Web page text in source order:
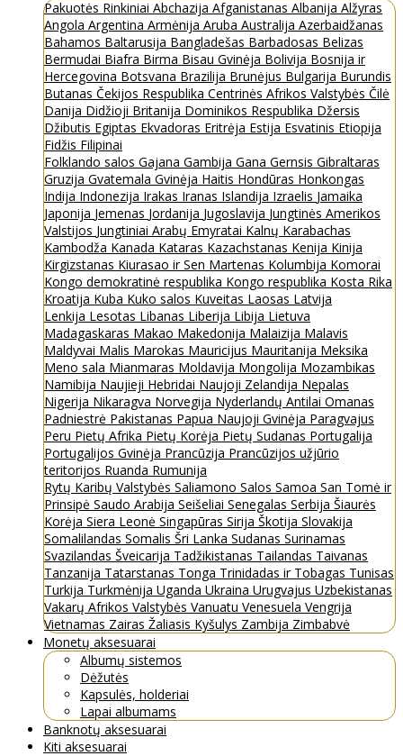
Pakuotės Rinkiniai Abchazija Afganistanas Albanija Alžyras
Angola Argentina Armėnija Aruba Australija Azerbaidžanas
Bahamos Baltarusija Bangladešas Barbadosas Belizas
Bermudai Biafra Birma Bisau Gvinėja Bolivija Bosnija ir
Hercegovina Botsvana Brazilija Brunėjus Bulgarija Burundis
Butanas Čekijos Respublika Centrinės Afrikos Valstybės Čilė
Danija Didžioji Britanija Dominikos Respublika Džersis
Džibutis Egiptas Ekvadoras Eritrėja Estija Esvatinis Etiopija
Fidžis Filipinai
Folklando salos Gajana Gambija Gana Gernsis Gibraltaras
Gruzija Gvatemala Gvinėja Haitis Hondūras Honkongas
Indija Indonezija Irakas Iranas Islandija Izraelis Jamaika
Japonija Jemenas Jordanija Jugoslavija Jungtinės Amerikos
Valstijos Jungtiniai Arabų Emyratai Kalnų Karabachas
Kambodža Kanada Kataras Kazachstanas Kenija Kinija
Kirgizstanas Kiurasao ir Sen Martenas Kolumbija Komorai
Kongo demokratinė respublika Kongo respublika Kosta Rika
Kroatija Kuba Kuko salos Kuveitas Laosas Latvija
Lenkija Lesotas Libanas Liberija Libija Lietuva
Madagaskaras Makao Makedonija Malaizija Malavis
Maldyvai Malis Marokas Mauricijus Mauritanija Meksika
Meno sala Mianmaras Moldavija Mongolija Mozambikas
Namibija Naujieji Hebridai Naujoji Zelandija Nepalas
Nigerija Nikaragva Norvegija Nyderlandų Antilai Omanas
Padniestrė Pakistanas Papua Naujoji Gvinėja Paragvajus
Peru Pietų Afrika Pietų Korėja Pietų Sudanas Portugalija
Portugalijos Gvinėja Prancūzija Prancūzijos užjūrio
teritorijos Ruanda Rumunija
Rytų Karibų Valstybės Saliamono Salos Samoa San Tomė ir
Prinsipė Saudo Arabija Seišeliai Senegalas Serbija Šiaurės
Korėja Siera Leonė Singapūras Sirija Škotija Slovakija
Somalilandas Somalis Šri Lanka Sudanas Surinamas
Svazilandas Šveicarija Tadžikistanas Tailandas Taivanas
Tanzanija Tatarstanas Tonga Trinidadas ir Tobagas Tunisas
Turkija Turkmėnija Uganda Ukraina Urugvajus Uzbekistanas
Vakarų Afrikos Valstybės Vanuatu Venesuela Vengrija
Vietnamas Zairas Žaliasis Kyšulys Zambija Zimbabvė
Monetų aksesuarai
Albumų sistemos
Dėžutės
Kapsulės, holderiai
Lapai albumams
Banknotų aksesuarai
Kiti aksesuarai